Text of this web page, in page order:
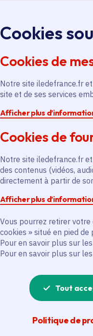
Cookies
Cookies de
Notre site iledefrance.fr et
site et de ses services
Afficher plus
Cookies de
Notre site iledefrance.fr et
des contenus (vidéos,
directement à partir de
Afficher plus
Vous pourrez retirer
cookies » situé en pied de
Pour en savoir plus sur
Pour en savoir plus sur
Tout
Politique de
en Île-
Para